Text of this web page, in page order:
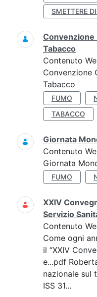
SMETTERE
Convenzione
Tabacco
Contenuto
Convenzione
Tabacco
FUMO
TABACCO
Giornata
Contenuto
Giornata
FUMO
XXIV
Servizio
Contenuto
Come ogni
il “XXIV
e...pdf
nazionale sul
ISS 31...